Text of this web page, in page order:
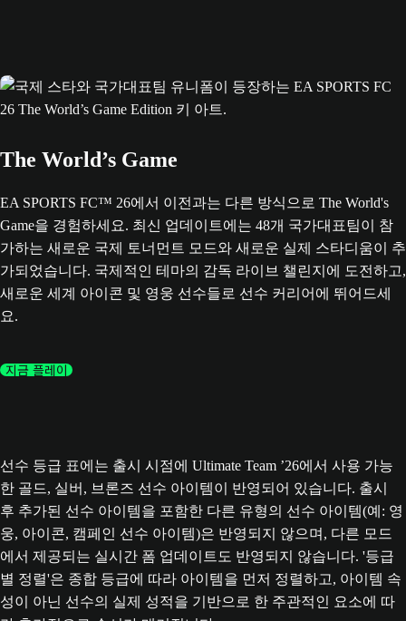
The World’s Game
EA SPORTS FC™ 26에서 이전과는 다른 방식으로 The World's
Game을 경험하세요. 최신 업데이트에는 48개 국가대표팀이 참
가하는 새로운 국제 토너먼트 모드와 새로운 실제 스타디움이 추
가되었습니다. 국제적인 테마의 감독 라이브 챌린지에 도전하고,
새로운 세계 아이콘 및 영웅 선수들로 선수 커리어에 뛰어드세
요.
지금 플레이
선수 등급 표에는 출시 시점에 Ultimate Team ’26에서 사용 가능
한 골드, 실버, 브론즈 선수 아이템이 반영되어 있습니다. 출시
후 추가된 선수 아이템을 포함한 다른 유형의 선수 아이템(예: 영
웅, 아이콘, 캠페인 선수 아이템)은 반영되지 않으며, 다른 모드
에서 제공되는 실시간 폼 업데이트도 반영되지 않습니다. '등급
별 정렬'은 종합 등급에 따라 아이템을 먼저 정렬하고, 아이템 속
성이 아닌 선수의 실제 성적을 기반으로 한 주관적인 요소에 따